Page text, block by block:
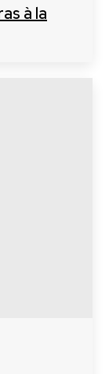
à la